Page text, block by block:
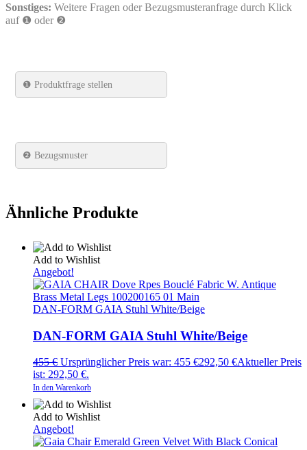
Sonstiges: Weitere Fragen oder Bezugsmusteranfrage durch Klick
auf ❶ oder ❷
❶ Produktfrage stellen
❷ Bezugsmuster
Ähnliche Produkte
Add to Wishlist
Angebot!
DAN-FORM GAIA Stuhl White/Beige
DAN-FORM GAIA Stuhl White/Beige
455€ Ursprünglicher Preis war: 455 €292,50 €Aktueller Preis
ist: 292,50 €.
In den Warenkorb
Add to Wishlist
Angebot!